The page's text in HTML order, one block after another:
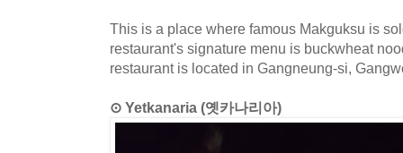
This is a place where famous Makguksu is
restaurant's signature menu is buckwheat
restaurant is located in Gangneung-si,
⊙ Yetkanaria (옛카나리아)